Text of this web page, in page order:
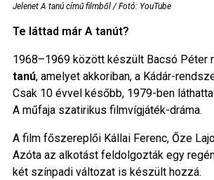
Jelenet A tanú című filmből / Fotó: YouTube
Te láttad már A tanút?
1968–1969 között készült Bacsó Péter
tanú, amelyet akkoriban, a Kádár-
Csak 10 évvel később, 1979-ben
A műfaja szatirikus filmvígjáték-dráma.
A film főszereplői Kállai Ferenc, Őze
Azóta az alkotást feldolgozták egy
két színpadi változat is készült hozzá.